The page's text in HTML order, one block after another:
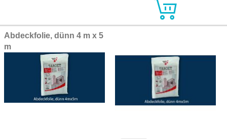
Abdeckfolie, dünn 4 m x 5
m